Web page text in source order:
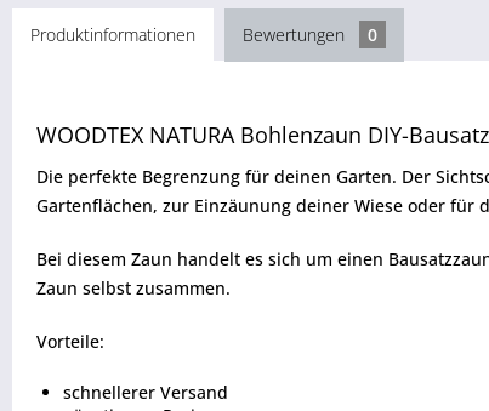
Produktinformationen Bewertungen 0
WOODTEX NATURA Bohlenzaun DIY-
Die perfekte Begrenzung für deinen Garten. Der
Gartenflächen, zur Einzäunung deiner Wiese oder für
Bei diesem Zaun handelt es sich um einen
Zaun selbst zusammen.
Vorteile:
schnellerer Versand